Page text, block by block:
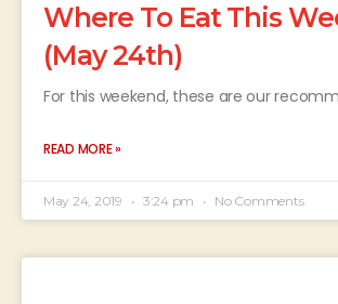
Where To Eat This
(May 24th)
For this weekend, these are our
READ MORE »
May 24, 2019 3:24 pm No Comments